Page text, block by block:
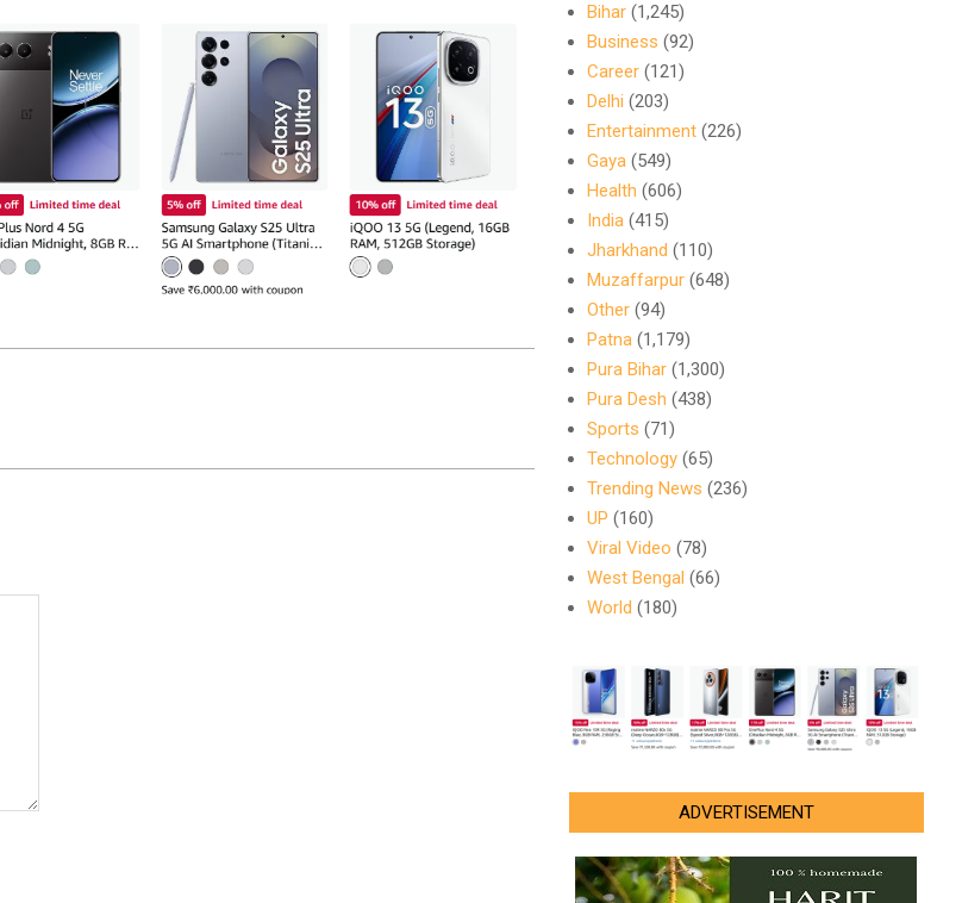
Bihar(1,245)
Business (92)
Career(121)
Delhi (203)
Entertainment(226)
Gaya(549)
Health (606)
India(415)
Jharkhand (110)
Muzaffarpur(648)
Other(94)
Patna(1,179)
Pura Bihar(1,300)
Pura Desh (438)
Sports (71)
Technology(65)
Trending News (236)
UP (160)
Viral Video (78)
West Bengal (66)
World (180)
ADVERTISEMENT